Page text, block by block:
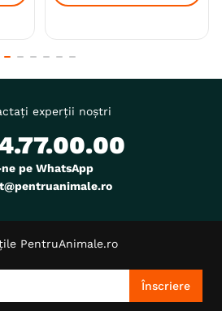
experții noștri
pe WhatsApp
PentruAnimale.ro
Înscriere